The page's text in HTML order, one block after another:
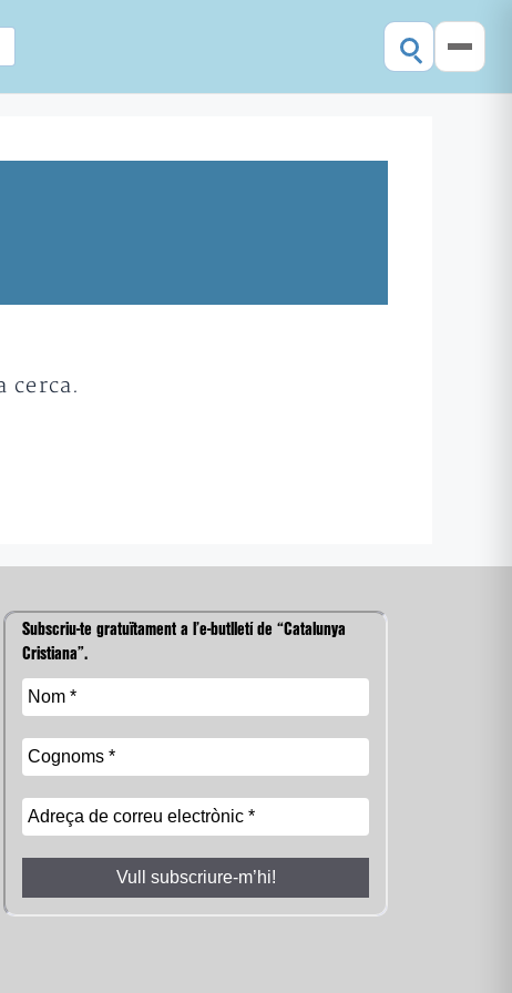
cerca.
Subscriu-te gratuïtament a l’e-butlletí de “Catalunya
Cristiana”.